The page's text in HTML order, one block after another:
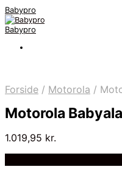
Babypro
Babypro
Forside / Motorola /
Motorola
1.019,95 kr.